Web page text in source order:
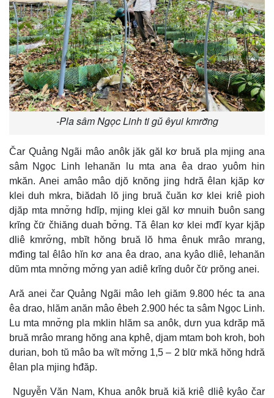
-Pla sâm Ngọc Linh ti gŭ êyui kmrơ̆ng
Čar Quảng Ngãi mâo anôk jăk găl kơ bruă pla mjing ana
sâm Ngọc Linh lehanăn lu mta ana êa drao yuôm hin
mkăn. Anei amâo mâo djŏ knŏng jing hdră êlan kjăp kơ
klei duh mkra, ƀiădah lŏ jing bruă čuăn kơ klei kriê pioh
djăp mta mnơ̆ng hdĭp, mjing klei găl kơ mnuih ƀuôn sang
krĭng čư̆ čhiăng duah ƀơ̆ng. Tă êlan kơ klei mđĭ kyar kjăp
dliê kmrơ̆ng, mbĭt hŏng bruă lŏ hma ênuk mrâo mrang,
mđing tal êlâo hĭn kơ ana êa drao, ana kyâo dliê, lehanăn
dŭm mta mnơ̆ng mơ̆ng yan adiê krĭng duôr čư̆ prŏng anei.
Ară anei čar Quảng Ngãi mâo leh giăm 9.800 héc ta ana
êa drao, hlăm anăn mâo êbeh 2.900 héc ta sâm Ngọc Linh.
Lu mta mnơ̆ng pla mklin hlăm sa anôk, dưn yua kdrăp mă
bruă mrâo mrang hŏng ana kphê, djam mtam boh kroh, boh
durian, boh tŭ mâo ba wĭt mơ̆ng 1,5 – 2 blư̆ mkă hŏng hdră
êlan pla mjing hđăp.
Nguyễn Văn Nam, Khua anôk bruă kiă kriê dliê kyâo čar